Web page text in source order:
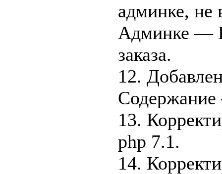
админке, не
Админке —
заказа.
12.
13.
php 7.1.
14.